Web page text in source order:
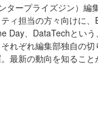
タープライズジン）編
ィ担当の方々向けに
Day、DataTechとい
れぞれ編集部独自の
最新の動向を知ること